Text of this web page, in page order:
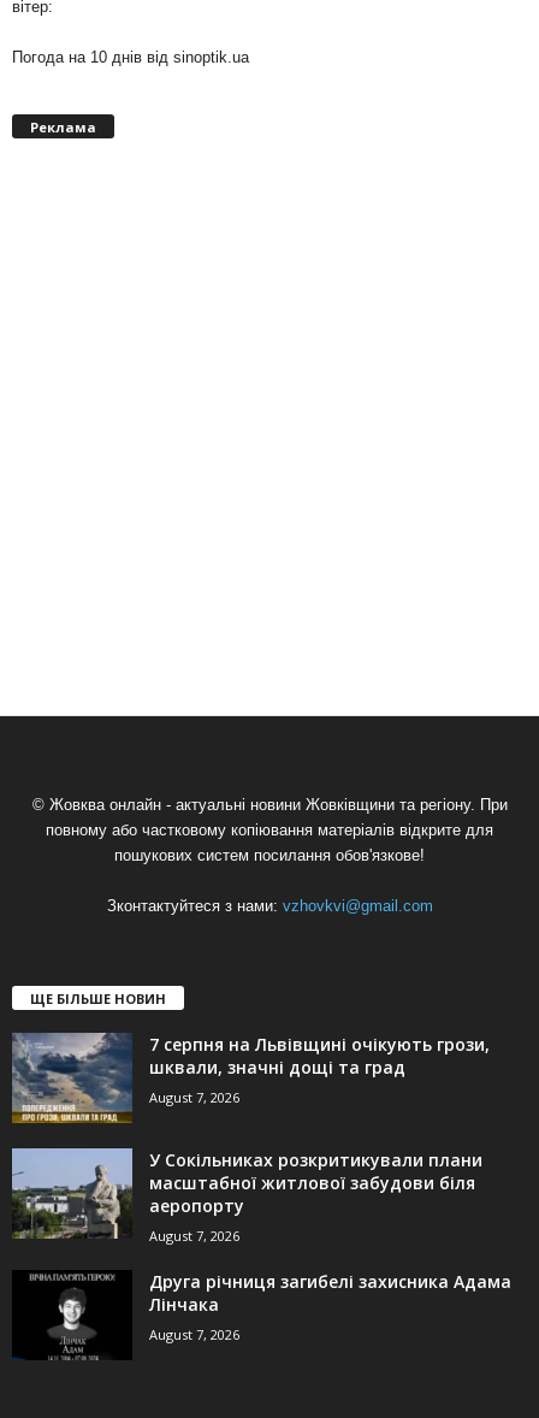
вітер:
Погода на 10 днів від sinoptik.ua
Реклама
© Жовква онлайн - актуальні новини Жовківщини та регіону. При
повному або частковому копіювання матеріалів відкрите для
пошукових систем посилання обов'язкове!
Зконтактуйтеся з нами: vzhovkvi@gmail.com
ЩЕ БІЛЬШЕ НОВИН
7 серпня на Львівщині очікують грози,
шквали, значні дощі та град
August 7, 2026
У Сокільниках розкритикували плани
масштабної житлової забудови біля
аеропорту
August 7, 2026
Друга річниця загибелі захисника Адама
Лінчака
August 7, 2026